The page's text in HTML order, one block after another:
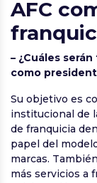
AFC
– ¿Cuáles
como
Su objetivo es
institucional de
de franquicia
papel del
marcas.
más servicios a